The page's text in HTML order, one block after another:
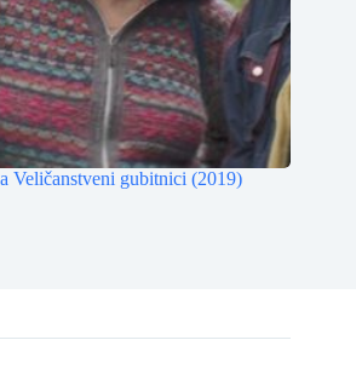
Veličanstveni gubitnici (2019)